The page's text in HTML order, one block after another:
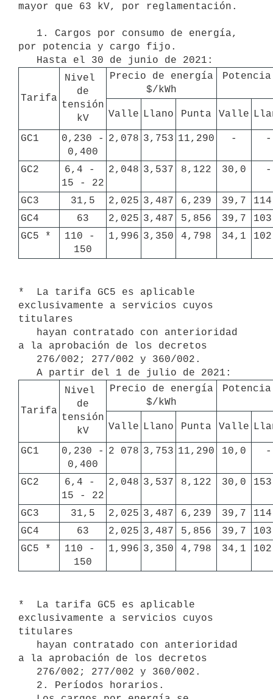
mayor que 63 kV, por reglamentación.
por potencia y cargo fijo.
Tarifa
Nivel
de
tensión
kV
Precio de energía
$/kWh
Potencia
Valle Llano Punta Valle
GC1
0,230 -
0,400
2,078 3,753 11,290 - -
GC2
6,4 -
2,048 3,537 8,122 30,0 -
GC3 31,5 2,025 3,487 6,239 39,7
GC4
63 2,025 3,487 5,856 39,7
GC5 *
110 -
150
1,996 3,350 4,798 34,1
*  La tarifa GC5 es aplicable
exclusivamente a servicios cuyos
titulares
a la aprobación de los decretos
Tarifa
Nivel
de
tensión
kV
Precio de energía
$/kWh
Potencia
Valle Llano Punta Valle
GC1
0,230 -
0,400
2 078 3,753 11,290 10,0 -
GC2
6,4 -
2,048 3,537 8,122 30,0
GC3 31,5 2,025 3,487 6,239 39,7
GC4
63 2,025 3,487 5,856 39,7
GC5 *
110 -
150
1,996 3,350 4,798 34,1
*  La tarifa GC5 es aplicable
exclusivamente a servicios cuyos
titulares
a la aprobación de los decretos